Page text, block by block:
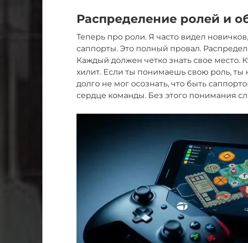
Распределение ролей и
Теперь про роли. Я часто видел
саппорты. Это полный провал.
Каждый должен четко знать свое место.
хилит. Если ты понимаешь свою роль,
долго не мог осознать, что быть
сердце команды. Без этого понимания